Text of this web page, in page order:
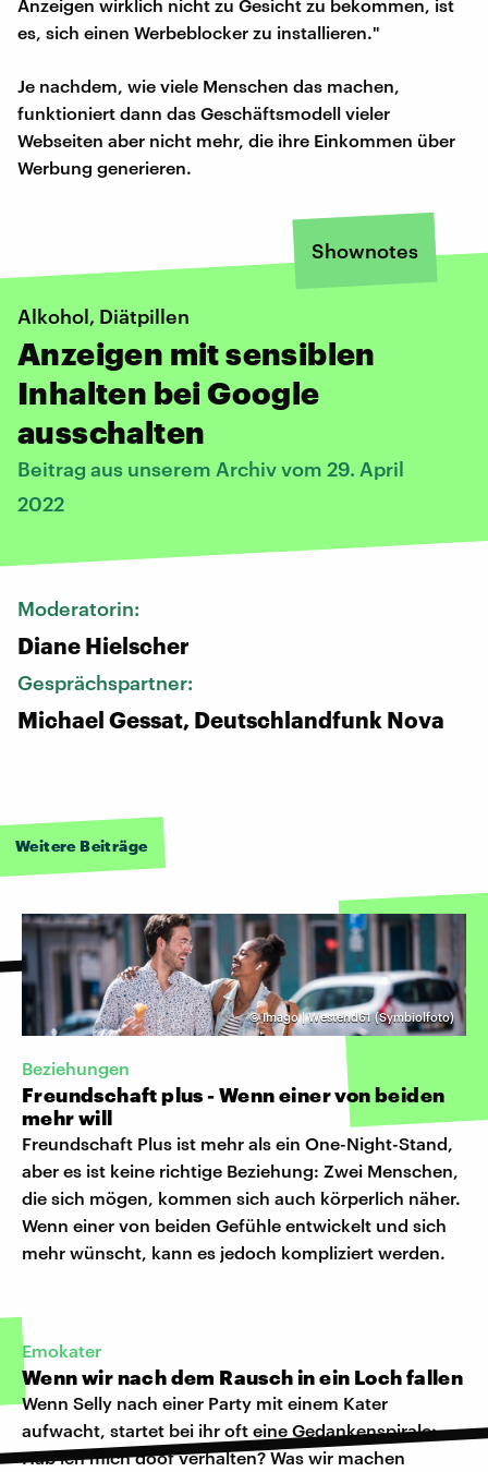
Anzeigen wirklich nicht zu Gesicht zu bekommen, ist
es, sich einen Werbeblocker zu installieren."
Je nachdem, wie viele Menschen das machen,
funktioniert dann das Geschäftsmodell vieler
Webseiten aber nicht mehr, die ihre Einkommen über
Werbung generieren.
Shownotes
Alkohol, Diätpillen
Anzeigen mit sensiblen
Inhalten bei Google
ausschalten
Beitrag aus unserem Archiv vom 29. April
2022
Moderatorin:
Diane Hielscher
Gesprächspartner:
Michael Gessat, Deutschlandfunk Nova
Weitere Beiträge
©Imago | Westend61 (Symbiolfoto)
Beziehungen
Freundschaft plus - Wenn einer von beiden
mehr will
Freundschaft Plus ist mehr als ein One-Night-Stand,
aber es ist keine richtige Beziehung: Zwei Menschen,
die sich mögen, kommen sich auch körperlich näher.
Wenn einer von beiden Gefühle entwickelt und sich
mehr wünscht, kann es jedoch kompliziert werden.
Emokater
Wenn wir nach dem Rausch in ein Loch fallen
Wenn Selly nach einer Party mit einem Kater
aufwacht, startet bei ihr oft eine Gedankenspirale:
Hab ich mich doof verhalten? Was wir machen